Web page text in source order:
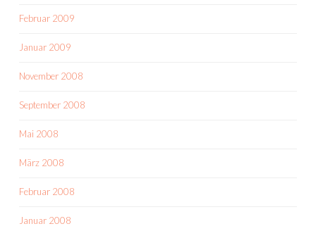
Februar 2009
Januar 2009
November 2008
September 2008
Mai 2008
März 2008
Februar 2008
Januar 2008